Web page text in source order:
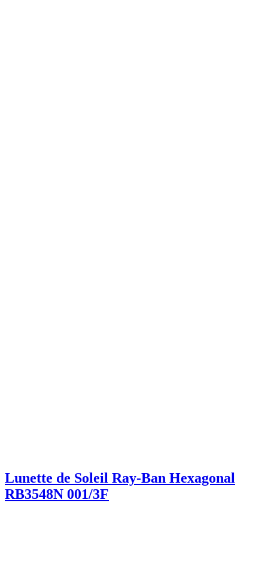
Lunette de Soleil Ray-Ban Hexagonal
RB3548N 001/3F